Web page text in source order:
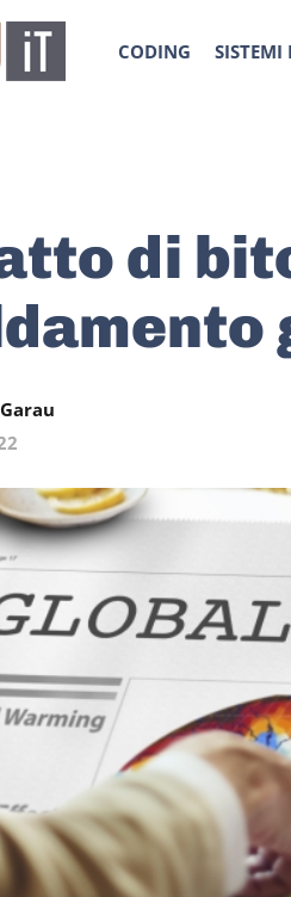
CODING SISTEMI
di